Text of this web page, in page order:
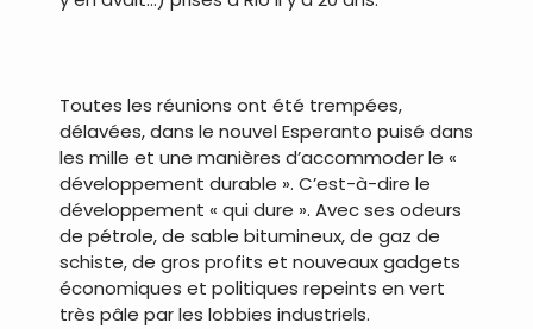
Toutes les réunions ont été trempées,
délavées, dans le nouvel Esperanto puisé dans
les mille et une manières d’accommoder le «
développement durable ». C’est-à-dire le
développement « qui dure ». Avec ses odeurs
de pétrole, de sable bitumineux, de gaz de
schiste, de gros profits et nouveaux gadgets
économiques et politiques repeints en vert
très pâle par les lobbies industriels.